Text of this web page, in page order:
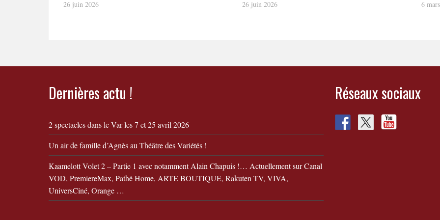
26 juin 2026
26 juin 2026
6
Dernières actu !
2 spectacles dans le Var les 7 et 25 avril 2026
Un air de famille d’Agnès au Théâtre des Variétés !
Kaamelott Volet 2 – Partie 1 avec notamment Alain Chapuis !… Actuellement sur Canal
VOD, PremiereMax, Pathé Home, ARTE BOUTIQUE, Rakuten TV, VIVA,
UniversCiné, Orange …
Réseaux sociaux